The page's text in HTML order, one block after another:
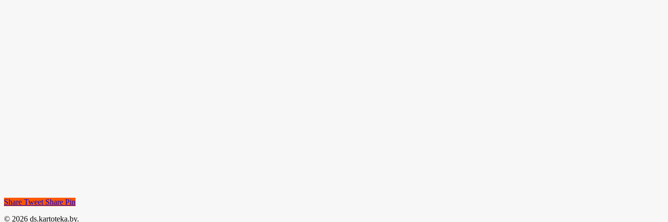
Share Tweet Share Pin
© 2026 ds.kartoteka.by.